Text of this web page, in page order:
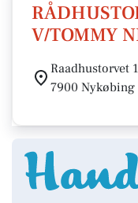
V/TOMMY
Raadhustorvet 1
7900 Nykøbing